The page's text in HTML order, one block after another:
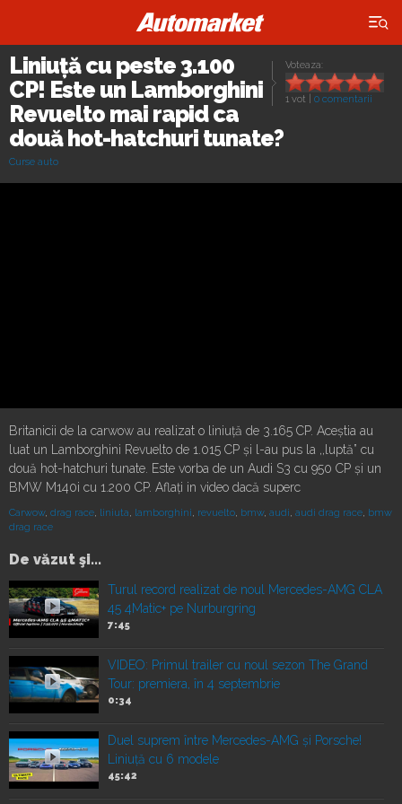
×
Voteaza:
1 vot 0 comentarii
Liniuță cu peste 3.100
CP! Este un Lamborghini
Revuelto mai rapid ca
două hot-hatchuri tunate?
Curse auto
Britanicii de la carwow au realizat o liniuță de 3.165 CP. Aceștia au
luat un Lamborghini Revuelto de 1.015 CP și l-au pus la ,,luptă” cu
două hot-hatchuri tunate. Este vorba de un Audi S3 cu 950 CP și un
BMW M140i cu 1.200 CP. Aflați in video dacă superc
Carwow, drag race, liniuta, lamborghini, revuelto, bmw, audi, audi drag race, bmw
drag race
De văzut şi...
Turul record realizat de noul Mercedes-AMG CLA
45 4Matic+ pe Nurburgring
7:45
VIDEO: Primul trailer cu noul sezon The Grand
Tour: premiera, în 4 septembrie
0:34
Duel suprem între Mercedes-AMG și Porsche!
Liniuță cu 6 modele
45:42